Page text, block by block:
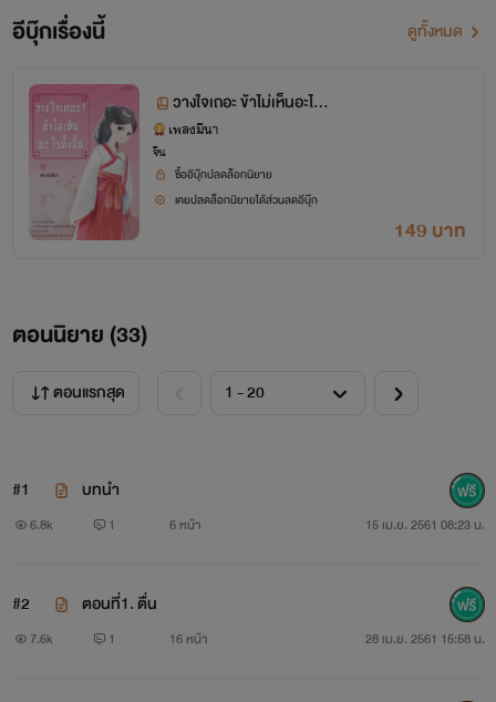
กับรุ่นน้องเปิดโรงเรียนสตั๊นแมนให้ลุงทองดีเป็นครูสอนเทคนิ
กการป้องกันตัว
ด้วยความที่รู้ตัวดีว่าฐานะตัวเองค่อนข้างลำบาก อาศัยว่าตัว
เองมีครูดีคือลุงทองดีสอนเรื่องกีฬา จบมัธยมแล้วจึงเรียนต่อที่
สถาบันวิทยาลัยพละศึกษา เนื่องจากคลุกคลีอยู่ในแวดวงกีฬา
และโลกมายา เธอจึงรับงานพิเศษตั้งแต่ยังเป็นนักเรียนมัธยมเป็น
ใช้ได้ งานสตั๊นท์เกิร์ลจึงไม่ได้มีแค่ในประเทศ หลายครั้งที่มี
โอกาสไปต่างประเทศก็เพราะงานเหล่านี้
แม้เบื้องหน้าพันดาวจะเป็นสาวห้าญไม่มีใครกล้าเข้าใจ แต่
เธอมีคนที่แอบปลื้ม เป็นเพื่อนนักแสดงรุ่นราวคราวเดียวกัน แต่
อีบุ๊กเรื่องนี้ ดูทั้งหมด
วางใจเถอะ ข้าไม่เห็นอะไรทั้
งสิ้น
เพลงมีนา
จีน
ซื้ออีบุ๊กปลดล็อกนิยาย
เคยปลดล็อกนิยายได้ส่วนลดอีบุ๊ก
149 บาท
ตอนนิยาย (33)
ตอนแรกสุด
#1 บทนำ
6.8k 1 6 หน้า 15 เม.ย. 2561 08:23 น.
#2 ตอนที่1. ตื่น
7.6k 1 16 หน้า 28 เม.ย. 2561 15:58 น.